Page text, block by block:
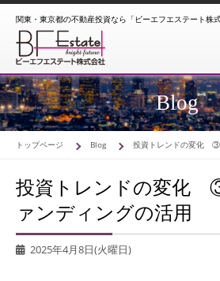
関東・東京都の不動産投資なら「ビーエフエステート株式
Blog
トップページ Blog 投資トレンドの変化 ③
投資トレンドの変化
ァンディングの活用
2025年4月8日(火曜日)